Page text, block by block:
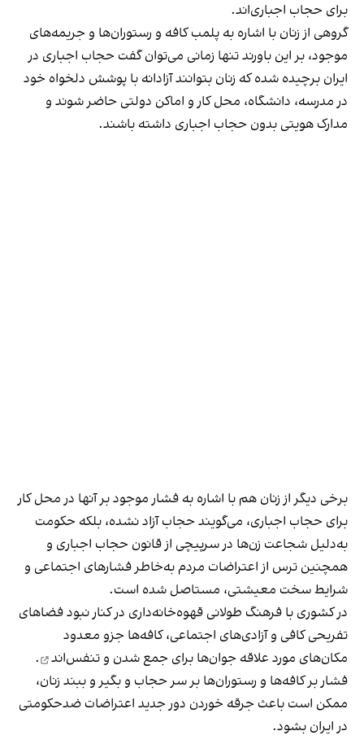
برای حجاب اجباری‌اند.
گروهی از زنان با اشاره به پلمب کافه و رستوران‌ها و جریمه‌های
موجود، بر این باورند تنها زمانی می‌توان گفت حجاب اجباری در
ایران برچیده شده که زنان بتوانند آزادانه با پوشش دلخواه خود
در مدرسه، دانشگاه، محل کار و اماکن دولتی حاضر شوند و
مدارک هویتی بدون حجاب اجباری داشته باشند.
برخی دیگر از زنان هم با اشاره به فشار موجود بر آنها در محل کار
برای حجاب اجباری، می‌گویند حجاب آزاد نشده، بلکه حکومت
به‌دلیل شجاعت زن‌ها در سرپیچی از قانون حجاب اجباری و
همچنین ترس از اعتراضات مردم به‌خاطر فشارهای اجتماعی و
شرایط سخت معیشتی، مستاصل شده است.
در کشوری با فرهنگ طولانی قهوه‌‌خانه‌داری در کنار نبود فضاهای
تفریحی کافی و آزادی‌های اجتماعی، کافه‌ها جزو معدود
مکان‌های مورد علاقه جوان‌ها برای جمع شدن و تنفس‌اند
.
فشار بر کافه‌ها و رستوران‌ها بر سر حجاب و بگیر و ببند زنان،
ممکن است باعث جرقه خوردن دور جدید اعتراضات ضدحکومتی
در ایران بشود.